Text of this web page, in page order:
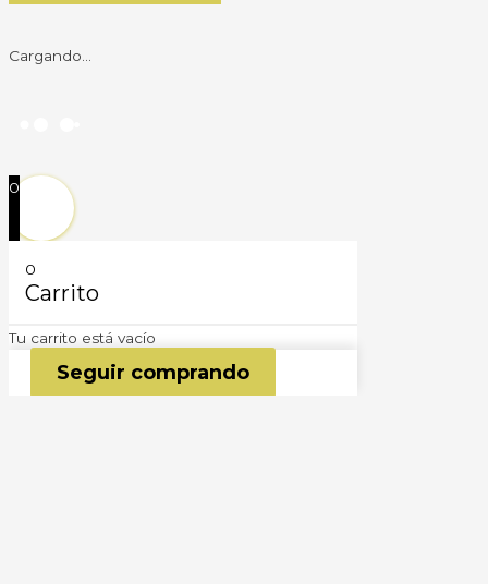
Cargando...
0
0
Carrito
Tu carrito está vacío
Seguir comprando